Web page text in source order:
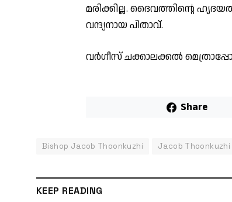
മരിക്കില്ല. ദൈവത്തിന്റെ
വന്ദ്യനായ പിതാവ്.
വർഗീസ് ചക്കാലക്കൽ
Share
Bishop Jacob Thoonkuzhi Jacob Thoonkuzhi
KEEP READING